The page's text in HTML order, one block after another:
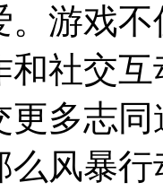
。游戏
和社交
更多志
么风暴